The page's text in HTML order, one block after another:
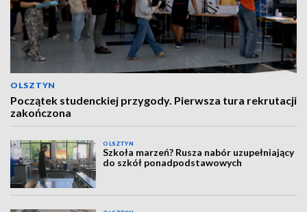
OLSZTYN
Początek studenckiej przygody. Pierwsza tura rekrutacji
zakończona
OLSZTYN
Szkoła marzeń? Rusza nabór uzupełniający
do szkół ponadpodstawowych